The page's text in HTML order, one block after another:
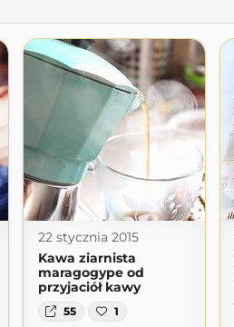
22 stycznia 2015
Kawa ziarnista
maragogype od
przyjaciół kawy
55 1